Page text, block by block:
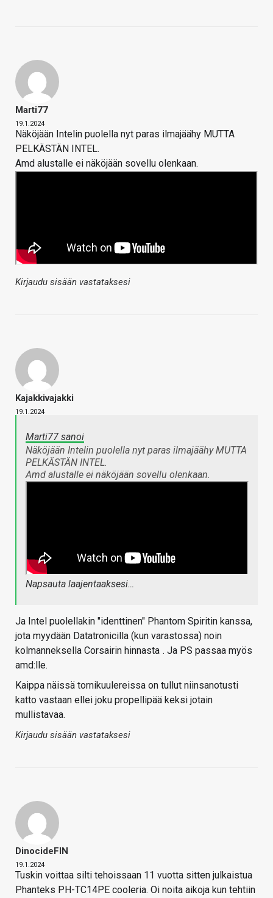
Marti77
19.1.2024
Näköjään Intelin puolella nyt paras ilmajäähy MUTTA
PELKÄSTÄN INTEL.
Amd alustalle ei näköjään sovellu olenkaan.
Kirjaudu sisään vastataksesi
Kajakkivajakki
19.1.2024
Marti77 sanoi
Näköjään Intelin puolella nyt paras ilmajäähy MUTTA
PELKÄSTÄN INTEL.
Amd alustalle ei näköjään sovellu olenkaan.
Napsauta laajentaaksesi…
Ja Intel puolellakin "identtinen" Phantom Spiritin kanssa,
jota myydään Datatronicilla (kun varastossa) noin
kolmanneksella Corsairin hinnasta . Ja PS passaa myös
amd:lle.
Kaippa näissä tornikuulereissa on tullut niinsanotusti
katto vastaan ellei joku propellipää keksi jotain
mullistavaa.
Kirjaudu sisään vastataksesi
DinocideFIN
19.1.2024
Tuskin voittaa silti tehoissaan 11 vuotta sitten julkaistua
Phanteks PH-TC14PE cooleria. Oi noita aikoja kun tehtiin